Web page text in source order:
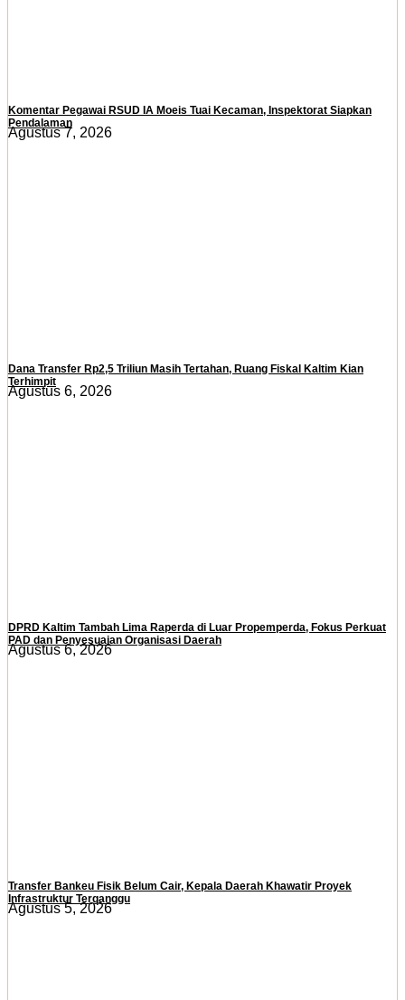
Komentar Pegawai RSUD IA Moeis Tuai Kecaman, Inspektorat Siapkan
Pendalaman
Agustus 7, 2026
Dana Transfer Rp2,5 Triliun Masih Tertahan, Ruang Fiskal Kaltim Kian
Terhimpit
Agustus 6, 2026
DPRD Kaltim Tambah Lima Raperda di Luar Propemperda, Fokus Perkuat
PAD dan Penyesuaian Organisasi Daerah
Agustus 6, 2026
Transfer Bankeu Fisik Belum Cair, Kepala Daerah Khawatir Proyek
Infrastruktur Terganggu
Agustus 5, 2026